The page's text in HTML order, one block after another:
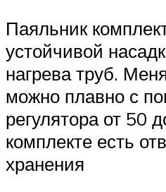
Паяльник
устойчивой
нагрева труб.
можно плавно с
регулятора от 50
комплекте есть
хранения